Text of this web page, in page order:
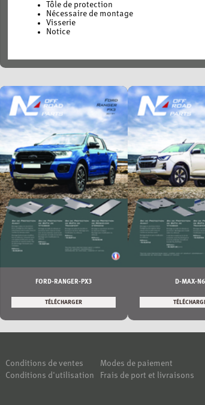
Tôle de protection
Nécessaire de montage
Visserie
Notice
FORD-RANGER-PX3
TÉLÉCHARGER
D-MAX-
Conditions de ventes
Conditions d'utilisation
Modes de paiement
Frais de port et livraisons